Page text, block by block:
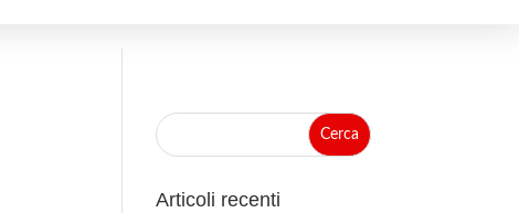
Articoli recenti